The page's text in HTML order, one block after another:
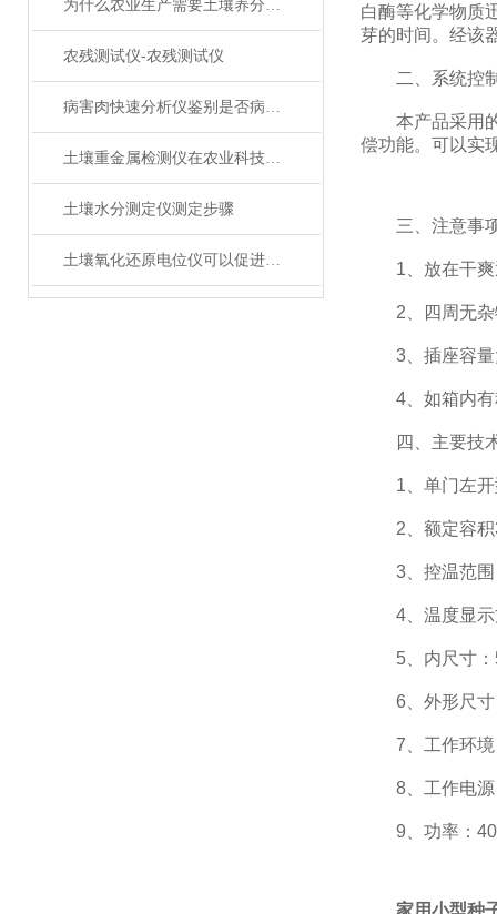
为什么农业生产需要土壤养分检测仪？
农残测试仪-农残测试仪
病害肉快速分析仪鉴别是否病死猪肉
土壤重金属检测仪在农业科技化发展中的作用
土壤水分测定仪测定步骤
土壤氧化还原电位仪可以促进农业生产吗
白酶等化学物质
芽的时间。经该
二、系统控
本产品采用的
偿功能。可以实
三、注意事
1、放在干爽
2、四周无杂
3、插座容量
4、如箱内有
四、主要技
1、单门左开
2、额定容积
3、控温范围
4、温度显示
5、内尺寸：
6、外形尺寸
7、工作环境
8、工作电源
9、功率：
家用小型种